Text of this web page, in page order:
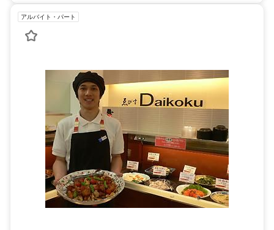
アルバイト・パート